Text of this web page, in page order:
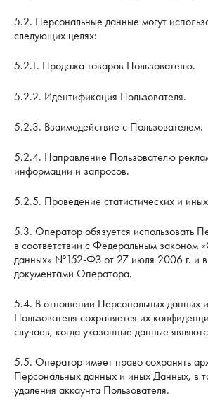
5.2. Персональные данные могут
следующих целях:
5.2.1. Продажа товаров Пользователю.
5.2.2. Идентификация Пользователя.
5.2.3. Взаимодействие с Пользователем.
5.2.4. Направление Пользователю
информации и запросов.
5.2.5. Проведение статистических и
5.3. Оператор обязуется использовать
в соответствии с Федеральным законом
данных» №152-ФЗ от 27 июля 2006 г. и
документами Оператора.
5.4. В отношении Персональных данных
Пользователя сохраняется их
случаев, когда указанные данные
5.5. Оператор имеет право сохранять
Персональных данных и иных Данных, в
удаления аккаунта Пользователя.